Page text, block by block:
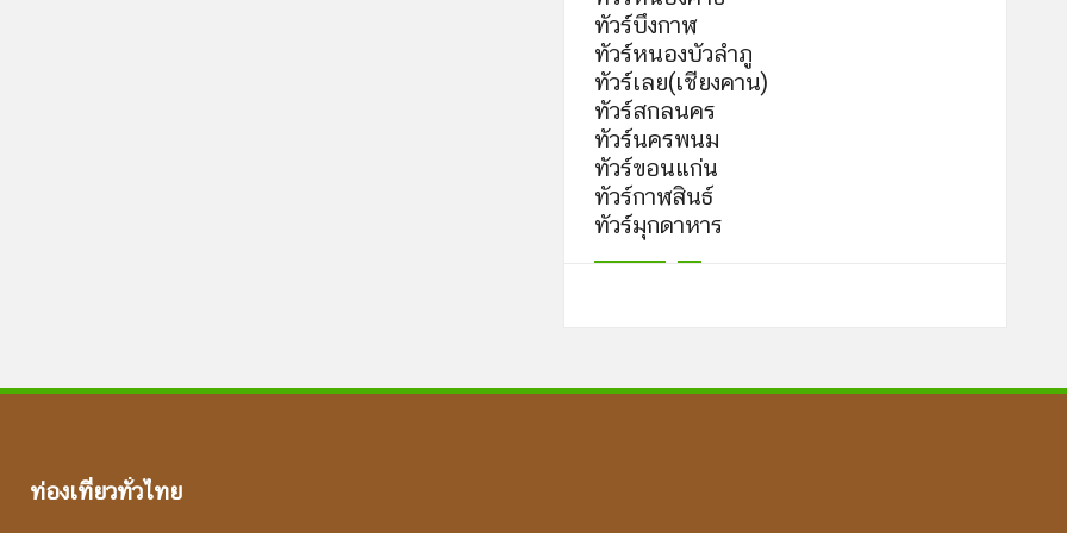
ทัวร์บึงกาฬ
ทัวร์หนองบัวลำภู
ทัวร์เลย(เชียงคาน)
ทัวร์สกลนคร
ทัวร์นครพนม
ทัวร์ขอนแก่น
ทัวร์กาฬสินธ์
ทัวร์มุกดาหาร
ท่องเที่ยวทั่วไทย